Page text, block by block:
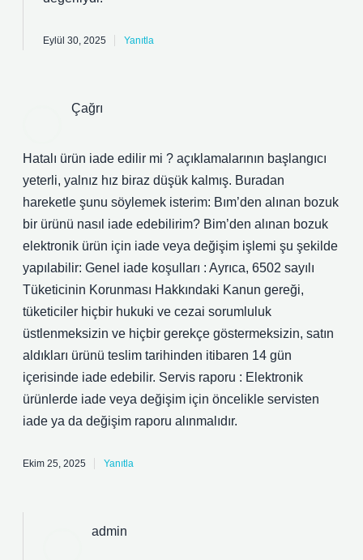
Eylül 30, 2025 Yanıtla
Çağrı
Hatalı ürün iade edilir mi ? açıklamalarının başlangıcı
yeterli, yalnız hız biraz düşük kalmış. Buradan
hareketle şunu söylemek isterim: Bım’den alınan bozuk
bir ürünü nasıl iade edebilirim? Bim’den alınan bozuk
elektronik ürün için iade veya değişim işlemi şu şekilde
yapılabilir: Genel iade koşulları : Ayrıca, 6502 sayılı
Tüketicinin Korunması Hakkındaki Kanun gereği,
tüketiciler hiçbir hukuki ve cezai sorumluluk
üstlenmeksizin ve hiçbir gerekçe göstermeksizin, satın
aldıkları ürünü teslim tarihinden itibaren 14 gün
içerisinde iade edebilir. Servis raporu : Elektronik
ürünlerde iade veya değişim için öncelikle servisten
iade ya da değişim raporu alınmalıdır.
Ekim 25, 2025 Yanıtla
admin